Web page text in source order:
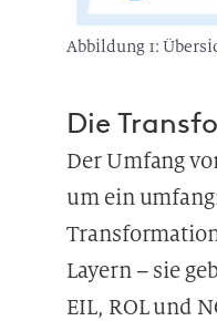
Abbildung 1:
Die
Der Umfang
um ein
Layern – sie
EIL, ROL und